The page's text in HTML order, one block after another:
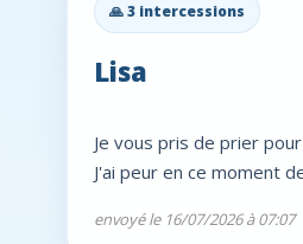
🙏 3 intercessions
Lisa
Je vous pris de prier
J'ai peur en ce moment
envoyé le 16/07/2026 à 07:07